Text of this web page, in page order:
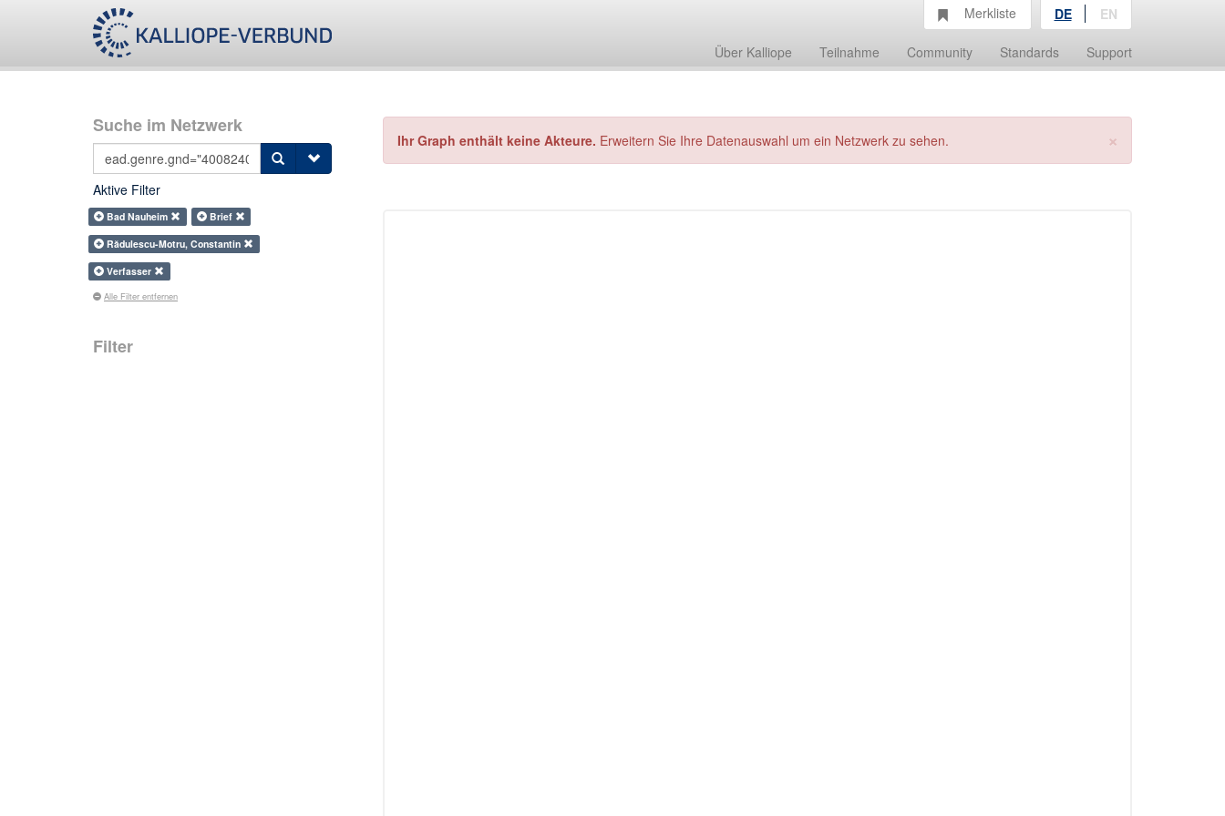
Über Kalliope Teilnahme Community Standards Support
Merkliste DE EN
Suche im Netzwerk
Aktive Filter
Bad Nauheim
Brief
Rădulescu-Motru, Constantin
Verfasser
Alle Filter entfernen
Filter
×
Ihr Graph enthält keine Akteure. Erweitern Sie Ihre Datenauswahl um ein Netzwerk zu sehen.